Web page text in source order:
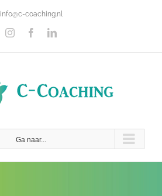
info@c-coaching.nl
InstagramFacebookLinkedIn
Ga naar...